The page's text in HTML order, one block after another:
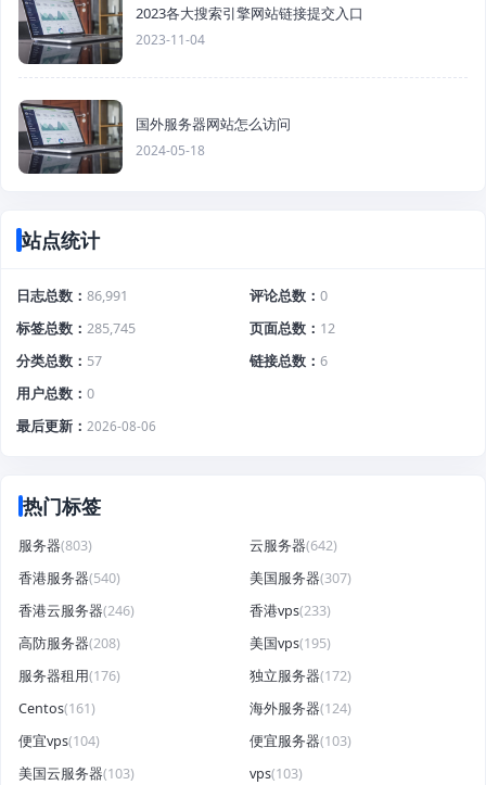
2023各大搜索引擎网站链接提交入口
2023-11-04
国外服务器网站怎么访问
2024-05-18
站点统计
日志总数 86,991 评论总数
0
标签总数
285,745 页面总数
12
分类总数
57 链接总数
6
用户总数
0
最后更新
2026-08-06
热门标签
服务器(803) 云服务器(642)
香港服务器(540) 美国服务器(307)
香港云服务器(246) 香港vps(233)
高防服务器(208) 美国vps(195)
服务器租用(176) 独立服务器(172)
Centos(161) 海外服务器(124)
便宜vps(104) 便宜服务器(103)
美国云服务器(103) vps(103)